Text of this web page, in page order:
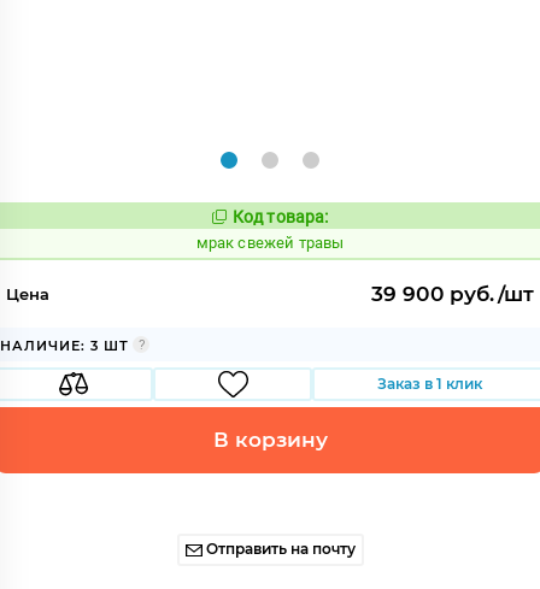
Код:
1057232
Код товара:
мрак свежей травы
Цена 39 900 руб./шт
НАЛИЧИЕ: 3 ШТ
Заказ в 1 клик
В корзину
Отправить на почту